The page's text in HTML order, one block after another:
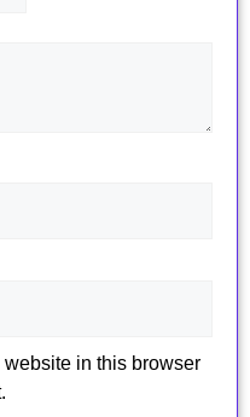
in this browser